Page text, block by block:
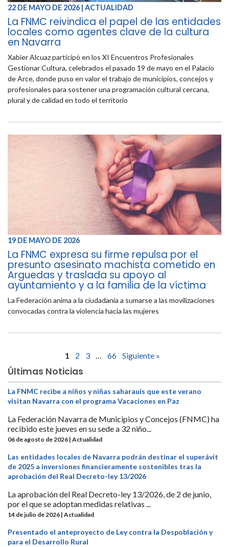
22 DE MAYO DE 2026 | ACTUALIDAD
La FNMC reivindica el papel de las entidades
locales como agentes clave de la cultura
en Navarra
Xabier Alcuaz participó en los XI Encuentros Profesionales
Gestionar Cultura, celebrados el pasado 19 de mayo en el Palacio
de Arce, donde puso en valor el trabajo de municipios, concejos y
profesionales para sostener una programación cultural cercana,
plural y de calidad en todo el territorio
19 DE MAYO DE 2026
La FNMC expresa su firme repulsa por el
presunto asesinato machista cometido en
Arguedas y traslada su apoyo al
ayuntamiento y a la familia de la víctima
La Federación anima a la ciudadanía a sumarse a las movilizaciones
convocadas contra la violencia hacia las mujeres
1 2 3 … 66 Siguiente »
Últimas Noticias
La FNMC recibe a niños y niñas saharauis que este verano
visitan Navarra con el programa Vacaciones en Paz
La Federación Navarra de Municipios y Concejos (FNMC) ha
recibido este jueves en su sede a 32 niño...
06 de agosto de 2026 | Actualidad
Las entidades locales de Navarra podrán destinar el superávit
de 2025 a inversiones financieramente sostenibles tras la
aprobación del Real Decreto-ley 13/2026
La aprobación del Real Decreto-ley 13/2026, de 2 de junio,
por el que se adoptan medidas relativas ...
14 de julio de 2026 | Actualidad
Presentado el anteproyecto de Ley contra la Despoblación y
para el Desarrollo Rural